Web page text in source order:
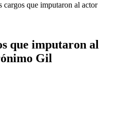
cargos que imputaron al actor
que imputaron al
Gil